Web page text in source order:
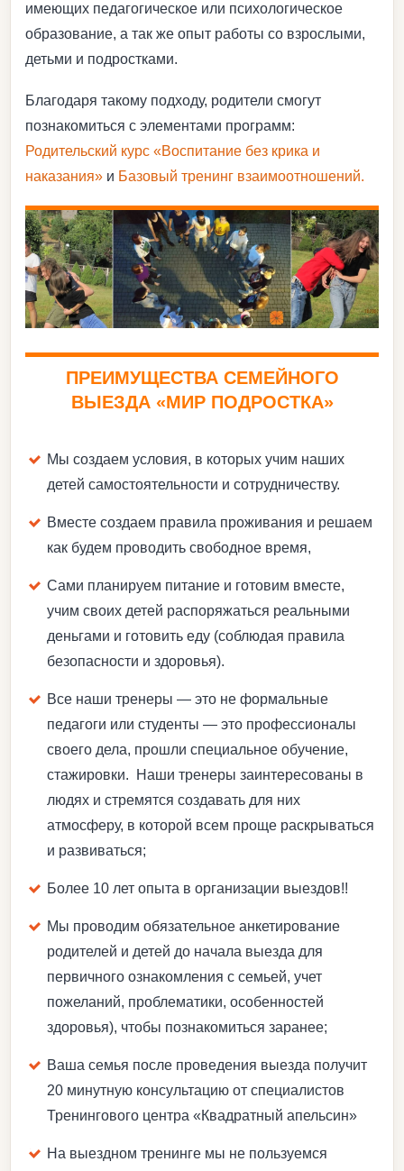
имеющих педагогическое или психологическое
образование, а так же опыт работы со взрослыми,
детьми и подростками.
Благодаря такому подходу, родители смогут
познакомиться с элементами программ:
Родительский курс «Воспитание без крика и
наказания» и Базовый тренинг взаимоотношений.
ПРЕИМУЩЕСТВА СЕМЕЙНОГО
ВЫЕЗДА «МИР ПОДРОСТКА»
Мы создаем условия, в которых учим наших
детей самостоятельности и сотрудничеству.
Вместе создаем правила проживания и решаем
как будем проводить свободное время,
Сами планируем питание и готовим вместе,
учим своих детей распоряжаться реальными
деньгами и готовить еду (соблюдая правила
безопасности и здоровья).
Все наши тренеры — это не формальные
педагоги или студенты — это профессионалы
своего дела, прошли специальное обучение,
стажировки. Наши тренеры заинтересованы в
людях и стремятся создавать для них
атмосферу, в которой всем проще раскрываться
и развиваться;
Более 10 лет опыта в организации выездов!!
Мы проводим обязательное анкетирование
родителей и детей до начала выезда для
первичного ознакомления с семьей, учет
пожеланий, проблематики, особенностей
здоровья), чтобы познакомиться заранее;
Ваша семья после проведения выезда получит
20 минутную консультацию от специалистов
Тренингового центра «Квадратный апельсин»
На выездном тренинге мы не пользуемся